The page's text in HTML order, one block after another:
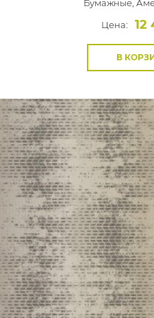
Бумажные,
Цена:
12
В